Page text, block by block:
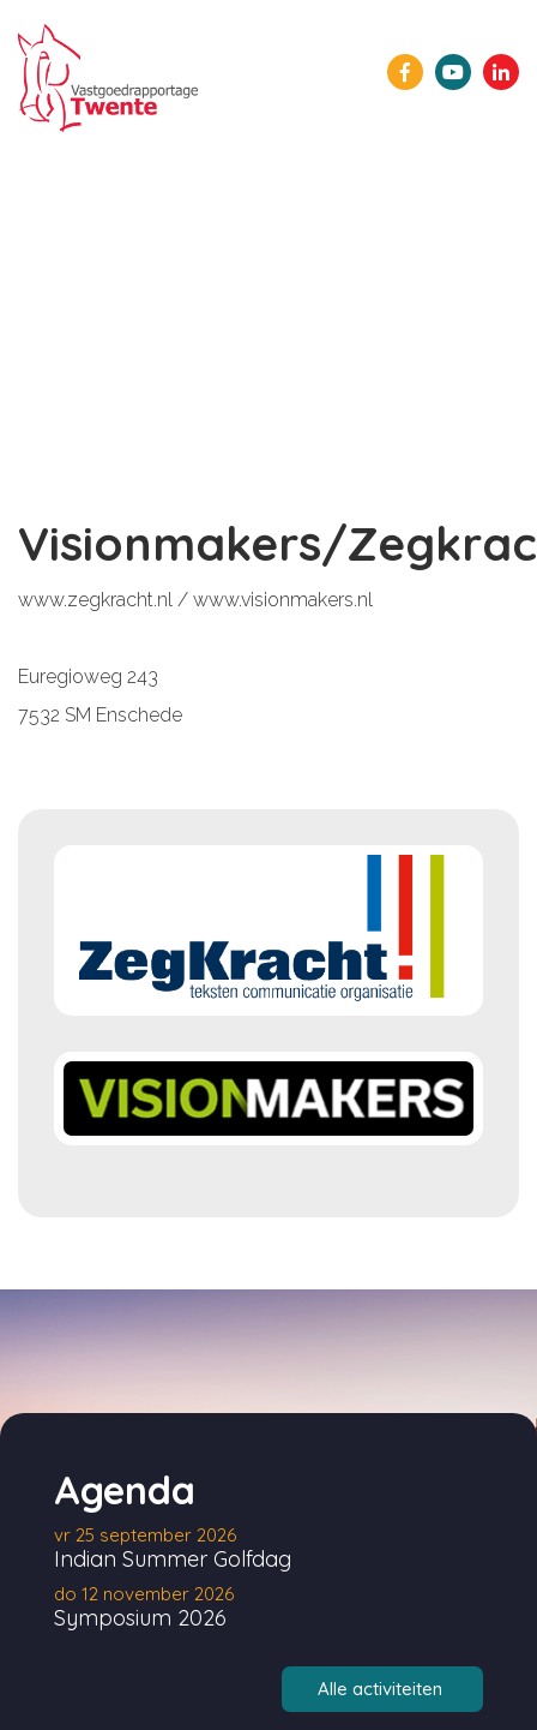
Visionmakers/
www.zegkracht.nl / www.visionmakers.nl
Euregioweg 243
7532 SM Enschede
Agenda
vr 25 september 2026
Indian Summer Golfdag
do 12 november 2026
Symposium 2026
Alle activiteiten